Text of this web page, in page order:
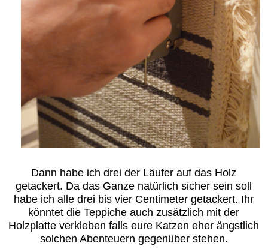
Dann habe ich drei der Läufer auf das Holz
getackert. Da das Ganze natürlich sicher sein soll
habe ich alle drei bis vier Centimeter getackert. Ihr
könntet die Teppiche auch zusätzlich mit der
Holzplatte verkleben falls eure Katzen eher ängstlich
solchen Abenteuern gegenüber stehen.